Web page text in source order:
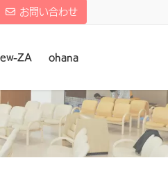
お問い合わせ
ZA ohana